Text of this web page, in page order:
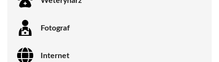
Fotograf
Internet